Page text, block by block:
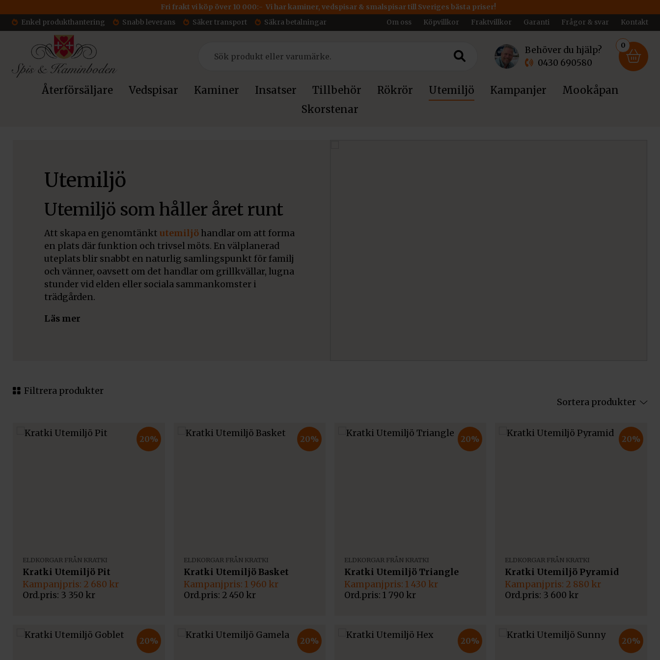
Fri frakt vi köp över 10 000:- Vi har kaminer, vedspisar & smalspisar till Sveriges bästa priser!
Enkel produkthantering
Snabb leverans Säker transport Säkra betalningar Om oss Köpvillkor Fraktvillkor Garanti Frågor & svar Kontakt
Behöver du hjälp?
0430 690580
0
Återförsäljare Vedspisar Kaminer Insatser Tillbehör Rökrör Utemiljö Kampanjer
Mookåpan
Skorstenar
Utemiljö
Utemiljö som håller året runt
Att skapa en genomtänktutemiljö handlar om att forma
en plats där funktion och trivsel möts. En välplanerad
uteplats blir snabbt en naturlig samlingspunkt för familj
och vänner, oavsett om det handlar om grillkvällar, lugna
stunder vid elden eller sociala sammankomster i
trädgården.
Läs mer
Filtrera produkter
Sortera produkter
20%
ELDKORGAR FRÅN KRATKI
Kratki Utemiljö Pit
3 350 kr
Det
ursprungliga
priset
350 kr.
2 680 kr
Det
nuvarande
priset
680 kr.
20%
ELDKORGAR FRÅN KRATKI
Kratki Utemiljö Basket
2 450 kr
Det
ursprungliga
priset
450 kr.
1 960 kr
Det
nuvarande
priset
960 kr.
20%
ELDKORGAR FRÅN KRATKI
Kratki Utemiljö Triangle
1 790 kr
Det
ursprungliga
priset
790 kr.
1 430 kr
Det
nuvarande
priset
430 kr.
20%
ELDKORGAR FRÅN KRATKI
Kratki Utemiljö Pyramid
3 600 kr
Det
ursprungliga
priset
600 kr.
2 880 kr
Det
nuvarande
priset
880 kr.
20% 20% 20% 20%